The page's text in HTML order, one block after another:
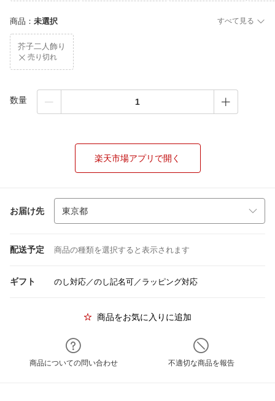
商品 ： 未選択 すべて見る
芥子二人飾り
売り切れ
数量
楽天市場アプリで開く
お届け先
配送予定 商品の種類を選択すると表示されます
ギフト のし対応／のし記名可／ラッピング対応
商品をお気に入りに追加
商品についての問い合わせ 不適切な商品を報告